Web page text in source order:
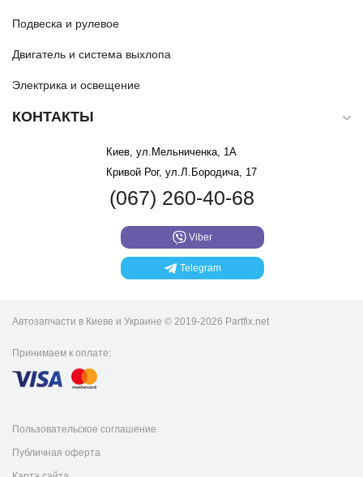
Подвеска и рулевое
Двигатель и система выхлопа
Электрика и освещение
КОНТАКТЫ
Киев, ул.Мельниченка, 1А
Кривой Рог, ул.Л.Бородича, 17
(067) 260-40-68
Viber
Telegram
Автозапчасти в Киеве и Украине © 2019-2026 Partfix.net
Принимаем к оплате:
Пользовательское соглашение
Публичная оферта